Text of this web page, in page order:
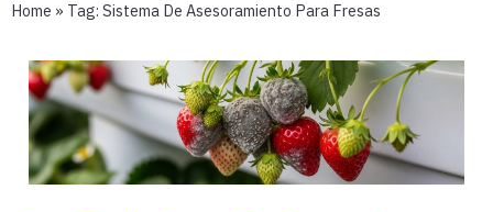
Home » Tag: Sistema De Asesoramiento Para Fresas